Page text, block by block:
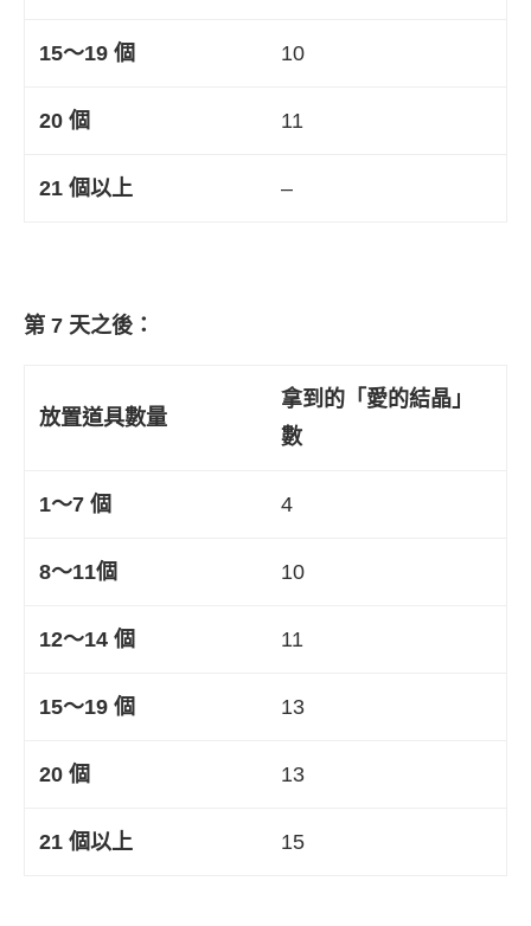
15〜19 個 10
20 個 11
21 個以上 –
第 7 天之後：
放置道具數量
拿到的「愛的結晶」
數
1〜7 個 4
8〜11個 10
12〜14 個 11
15〜19 個 13
20 個 13
21 個以上 15